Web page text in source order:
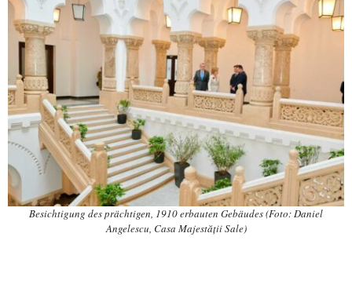
Besichtigung des prächtigen, 1910 erbauten Gebäudes (Foto: Daniel
Angelescu, Casa Majestății Sale)